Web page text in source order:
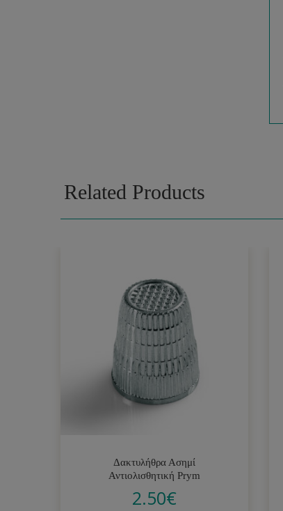
Related Products
Δακτυλήθρα Ασημί
Αντιολισθητική Prym
2.50€